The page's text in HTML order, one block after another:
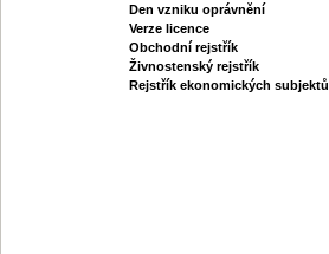
Den vzniku oprávnění
Verze licence
Obchodní rejstřík
Živnostenský rejstřík
Rejstřík ekonomických subjektů